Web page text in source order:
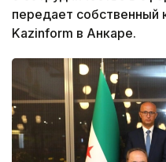
передает собственный
Kazinform в Анкаре.